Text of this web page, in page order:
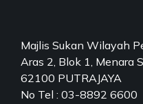
Majlis Sukan Wilayah
Aras 2, Blok 1, Menara
62100 PUTRAJAYA
No Tel : 03-8892 6600